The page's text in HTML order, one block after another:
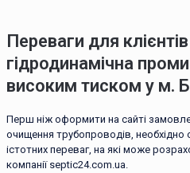
Переваги для
гідродинамічна
високим тиском у м.
Перш ніж оформити на сайті
очищення трубопроводів,
істотних переваг, на які може
компанії septic24.com.ua.